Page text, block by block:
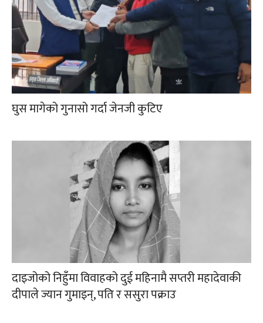
घुस मागेको गुनासो गर्दा जेनजी कुटिए
दाइजोको निहुँमा विवाहको दुई महिनामै सप्तरी महादेवाकी
दीपाले ज्यान गुमाइन्, पति र ससुरा पक्राउ